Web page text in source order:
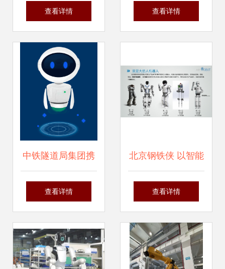
区企业研发扫雪机
查看详情
针接种智能机器人
查看详情
中铁隧道局集团携
手令才科技研发 智
启智能财务新范式
查看详情
北京钢铁侠 以智能
机器人研发助力中
器人新纪元
查看详情